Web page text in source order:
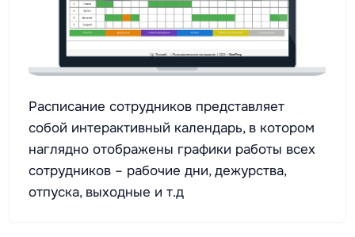
Расписание сотрудников представляет
собой интерактивный календарь, в котором
наглядно отображены графики работы всех
сотрудников – рабочие дни, дежурства,
отпуска, выходные и т.д